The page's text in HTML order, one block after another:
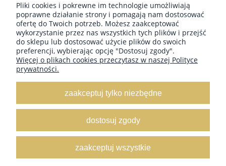
ZAMÓWIENIA HURT B2B
Dostawa GRATIS ! za zakupy powyżej 190
zł Paczkomaty, Kurier InPost, Kurier DPD,
Poczta-Pocztex
, Orlen Paczka
Rabaty już od 100zł-
dostawa od 9,50zł
Pliki cookies i pokrewne im technologie umożliwiają
poprawne działanie strony i pomagają nam dostosować
ofertę do Twoich potrzeb. Możesz zaakceptować
wykorzystanie przez nas wszystkich tych plików i przejść
do sklepu lub dostosować użycie plików do swoich
preferencji, wybierając opcję "Dostosuj zgody".
Więcej o plikach cookies przeczytasz w naszej Polityce
prywatności.
zaakceptuj tylko niezbędne
dostosuj zgody
zaakceptuj wszystkie